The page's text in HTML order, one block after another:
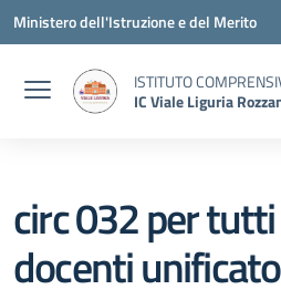
Vai ai contenuti
Vai al menu di navigazione
Vai al footer
Ministero dell'Istruzione e del Merito
ISTITUTO
IC Viale Liguria
circ 032 per
docenti unificato